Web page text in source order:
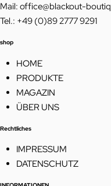
Mail: office@blackout-
Tel.: +49 (0)89 2777 9291
shop
HOME
PRODUKTE
MAGAZIN
ÜBER UNS
Rechtliches
IMPRESSUM
DATENSCHUTZ